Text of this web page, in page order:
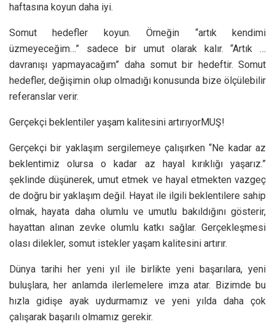
haftasına koyun daha iyi.
Somut hedefler koyun. Örneğin “artık kendimi
üzmeyeceğim…” sadece bir umut olarak kalır. “Artık …
davranışı yapmayacağım” daha somut bir hedeftir. Somut
hedefler, değişimin olup olmadığı konusunda bize ölçülebilir
referanslar verir.
Gerçekçi beklentiler yaşam kalitesini artırıyorMUŞ!
Gerçekçi bir yaklaşım sergilemeye çalışırken “Ne kadar az
beklentimiz olursa o kadar az hayal kırıklığı yaşarız.”
şeklinde düşünerek, umut etmek ve hayal etmekten vazgeç
de doğru bir yaklaşım değil. Hayat ile ilgili beklentilere sahip
olmak, hayata daha olumlu ve umutlu bakıldığını gösterir,
hayattan alınan zevke olumlu katkı sağlar. Gerçekleşmesi
olası dilekler, somut istekler yaşam kalitesini artırır.
Dünya tarihi her yeni yıl ile birlikte yeni başarılara, yeni
buluşlara, her anlamda ilerlemelere imza atar. Bizimde bu
hızla gidişe ayak uydurmamız ve yeni yılda daha çok
çalışarak başarılı olmamız gerekir.